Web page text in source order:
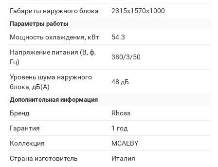
Габариты наружного блока
2315x1570x1000
Параметры работы
Мощность охлаждения, кВт
54.3
Напряжение питания (В, ф,
Гц)
380/3/50
Уровень шума наружного
блока, дБ(А)
48 дБ
Дополнительная информация
Бренд
Rhoss
Гарантия
1 год
Коллекция
MCAEBY
Страна изготовитель
Италия